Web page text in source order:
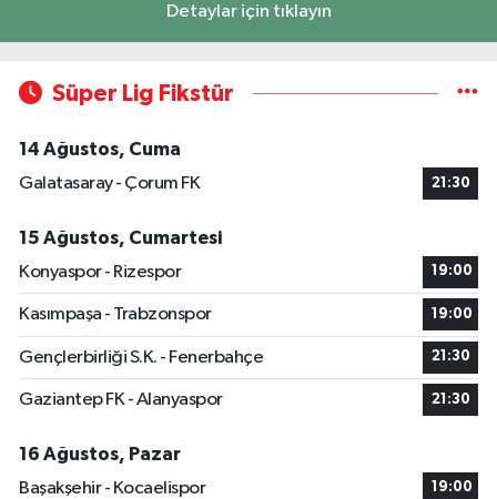
Detaylar için tıklayın
Süper Lig Fikstür
14 Ağustos, Cuma
Galatasaray - Çorum FK
21:30
15 Ağustos, Cumartesi
Konyaspor - Rizespor
19:00
Kasımpaşa - Trabzonspor 19:00
Gençlerbirliği S.K. - Fenerbahçe 21:30
Gaziantep FK - Alanyaspor 21:30
16 Ağustos, Pazar
Başakşehir - Kocaelispor
19:00